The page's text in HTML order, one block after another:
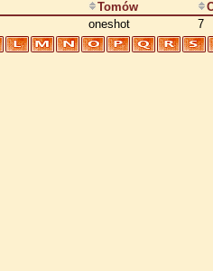
Tomów
oneshot 7